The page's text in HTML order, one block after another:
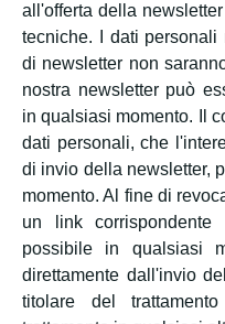
all'offerta della
tecniche. I dati
di newsletter non
nostra newsletter può
in qualsiasi momento. Il
dati personali, che
di invio della newsletter,
momento. Al fine di
un link
possibile in qualsiasi
direttamente dall'invio
titolare del